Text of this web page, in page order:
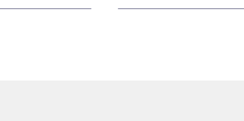
varianter.
varianter.